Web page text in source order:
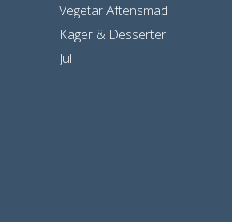
Vegetar Aftensmad
Kager & Desserter
Jul